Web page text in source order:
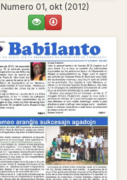
Numero 01, okt (2012)